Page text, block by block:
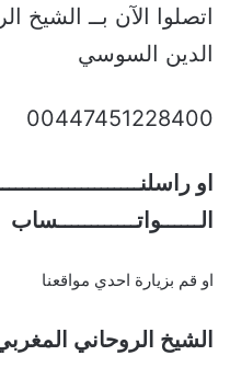
اتصلوا الآن بــ
الدين السوسي
00447451228400
او
الــــــواتــــــــــــساب
او قم بزيارة احدي مواقعنا
الشيخ الروحاني